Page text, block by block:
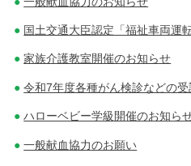
国土交通大臣認定「福祉車両運
家族介護教室開催のお知らせ
令和7年度各種がん検診などの
ハローベビー学級開催のお知ら
一般献血協力のお願い